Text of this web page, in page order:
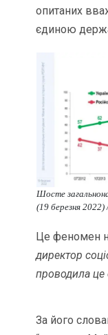
опитаних
єдиною
Шосте
(19 березня 2022)
Це феномен
директор
проводила це
За його